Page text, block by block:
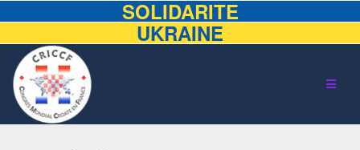
SOLIDARITE
UKRAINE
contenu